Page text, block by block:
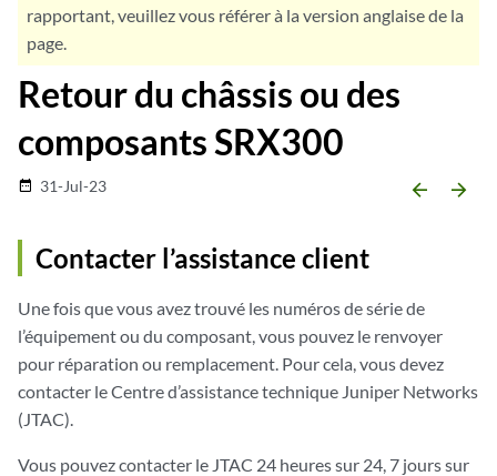
rapportant, veuillez vous référer à la version anglaise de la
page.
Retour du châssis ou des
composants SRX300
date_range 31-Jul-23 arrow_backward arrow_forward
Contacter l’assistance client
Une fois que vous avez trouvé les numéros de série de
l’équipement ou du composant, vous pouvez le renvoyer
pour réparation ou remplacement. Pour cela, vous devez
contacter le Centre d’assistance technique Juniper Networks
(JTAC).
Vous pouvez contacter le JTAC 24 heures sur 24, 7 jours sur